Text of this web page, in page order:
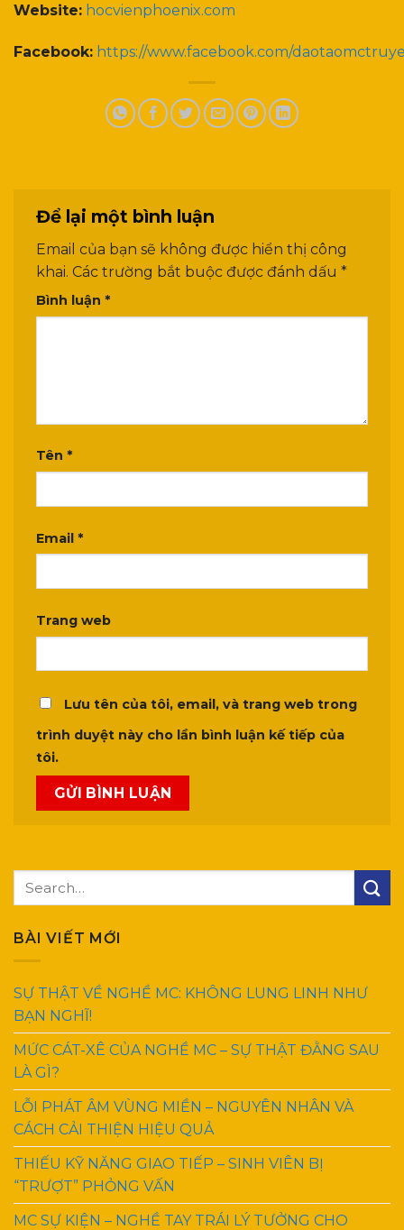
Website: hocvienphoenix.com
Facebook: https://www.facebook.com/
Để lại một bình luận
Email của bạn sẽ không được hiển thị công
khai. Các trường bắt buộc được đánh dấu *
Bình luận *
Tên *
Email *
Trang web
Lưu tên của tôi, email, và trang web trong
trình duyệt này cho lần bình luận kế tiếp của
tôi.
BÀI VIẾT MỚI
SỰ THẬT VỀ NGHỀ MC: KHÔNG LUNG LINH NHƯ
BẠN NGHĨ!
MỨC CÁT-XÊ CỦA NGHỀ MC – SỰ THẬT ĐẰNG SAU
LÀ GÌ?
LỖI PHÁT ÂM VÙNG MIỀN – NGUYÊN NHÂN VÀ
CÁCH CẢI THIỆN HIỆU QUẢ
THIẾU KỸ NĂNG GIAO TIẾP – SINH VIÊN BỊ
“TRƯỢT” PHỎNG VẤN
MC SỰ KIỆN – NGHỀ TAY TRÁI LÝ TƯỞNG CHO